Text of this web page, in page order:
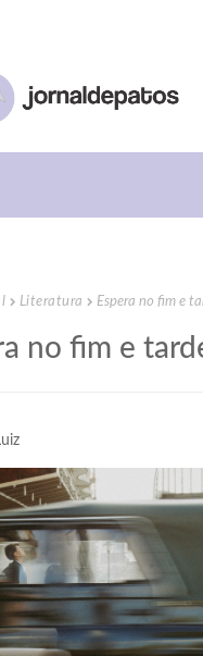
Literatura Espera no fim e
no fim e